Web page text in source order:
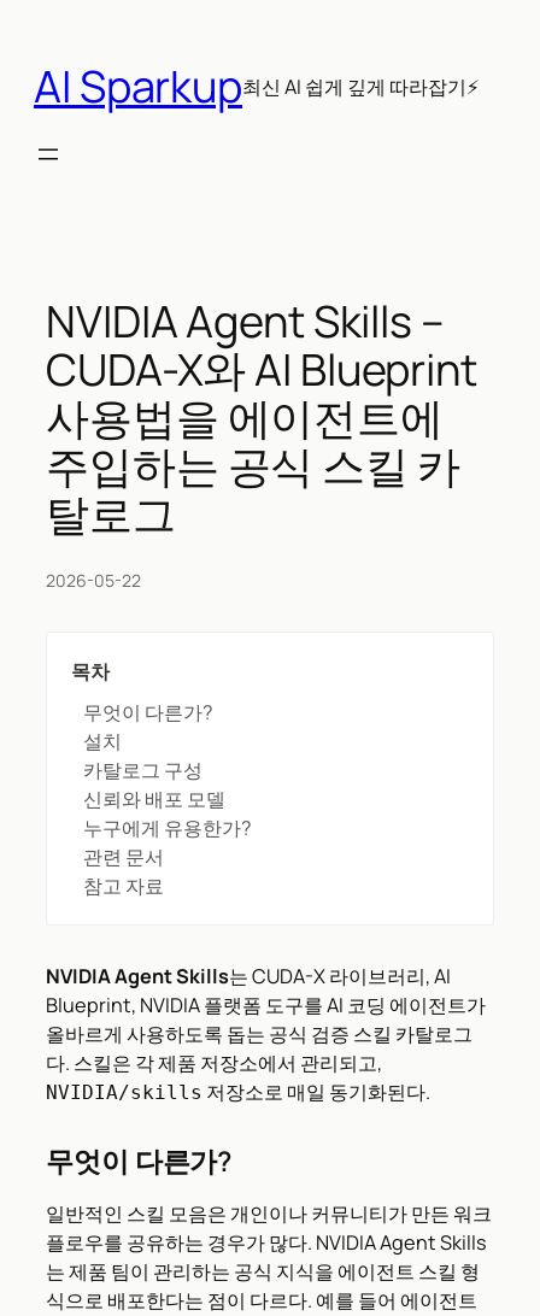
AI Sparkup최신 AI 쉽게 깊게 따라잡기⚡
NVIDIA Agent Skills –
CUDA-X와 AI Blueprint
사용법을 에이전트에
주입하는 공식 스킬 카
탈로그
2026-05-22
목차
무엇이 다른가?
설치
카탈로그 구성
신뢰와 배포 모델
누구에게 유용한가?
관련 문서
참고 자료
NVIDIA Agent Skills는 CUDA-X 라이브러리, AI
Blueprint, NVIDIA 플랫폼 도구를 AI 코딩 에이전트가
올바르게 사용하도록 돕는 공식 검증 스킬 카탈로그
다. 스킬은 각 제품 저장소에서 관리되고,
NVIDIA/skills 저장소로 매일 동기화된다.
무엇이 다른가?
일반적인 스킬 모음은 개인이나 커뮤니티가 만든 워크
플로우를 공유하는 경우가 많다. NVIDIA Agent Skills
는 제품 팀이 관리하는 공식 지식을 에이전트 스킬 형
식으로 배포한다는 점이 다르다. 예를 들어 에이전트